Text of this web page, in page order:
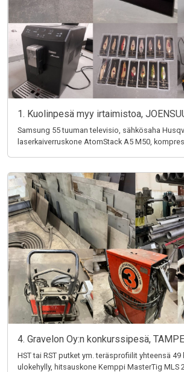
1. Kuolinpesä myy irtaimistoa,
Samsung 55 tuuman televisio, sähkösaha
laserkaiverruskone AtomStack A5 M50,
4. Gravelon Oy:n konkurssipesä,
HST tai RST putket ym. teräsprofiilit yhteensä 49
ulokehylly, hitsauskone Kemppi MasterTig MLS